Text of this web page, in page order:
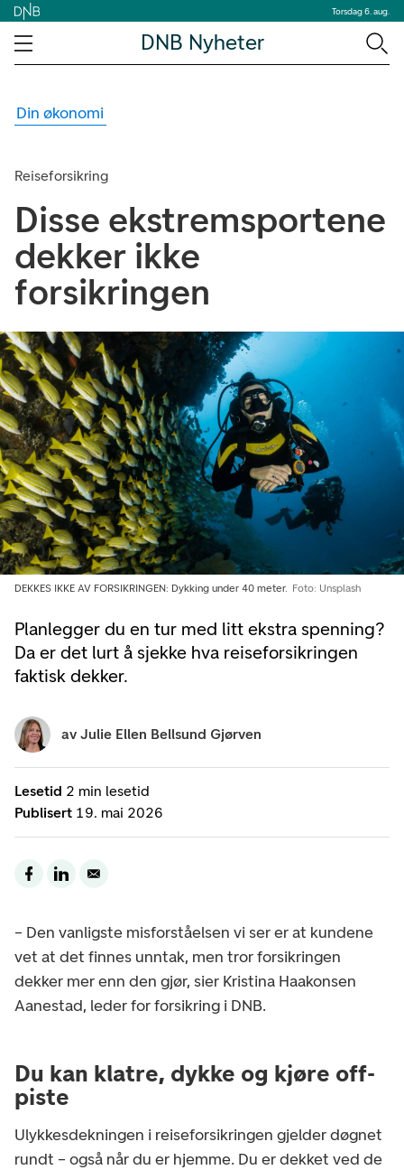
Torsdag 6. aug.
DNB Nyheter
Din økonomi
Reiseforsikring
Disse ekstremsportene
dekker ikke
forsikringen
Planlegger du en tur med litt ekstra spenning?
Da er det lurt å sjekke hva reiseforsikringen
faktisk dekker.
DEKKES IKKE AV FORSIKRINGEN: Dykking under 40 meter. Foto: Unsplash
Lesetid 2 min lesetid
Publisert 19. mai 2026
av Julie Ellen Bellsund Gjørven
– Den vanligste misforståelsen vi ser er at kundene
vet at det finnes unntak, men tror forsikringen
dekker mer enn den gjør, sier Kristina Haakonsen
Aanestad, leder for forsikring i DNB.
Du kan klatre, dykke og kjøre off-
piste
Ulykkesdekningen i reiseforsikringen gjelder døgnet
rundt – også når du er hjemme. Du er dekket ved de